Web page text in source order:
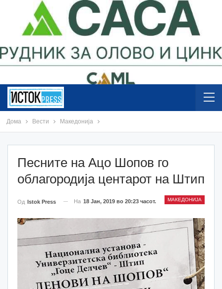
Дома Вести Македонија
Песните на Ацо Шопов го
облагородија центарот на Штип
МАКЕДОНИЈА
Од Istok Press На 18 Јан, 2019 во 20:23 часот.